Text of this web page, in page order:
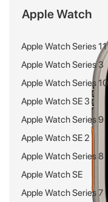
Apple Watch
Apple Watch Series 11
Apple Watch Series 3
Apple Watch Series 10
Apple Watch SE 3
Apple Watch Series 9
Apple Watch SE 2
Apple Watch Series 8
Apple Watch SE
Apple Watch Series 7